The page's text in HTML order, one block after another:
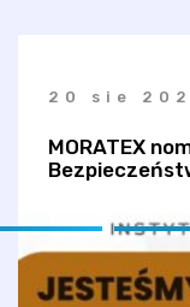
20 sie
MORATEX